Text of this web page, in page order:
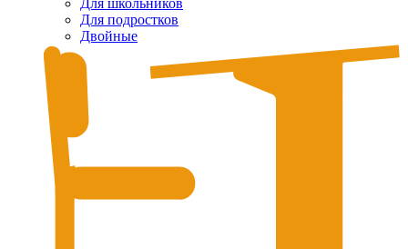
Для школьников
Для подростков
Двойные